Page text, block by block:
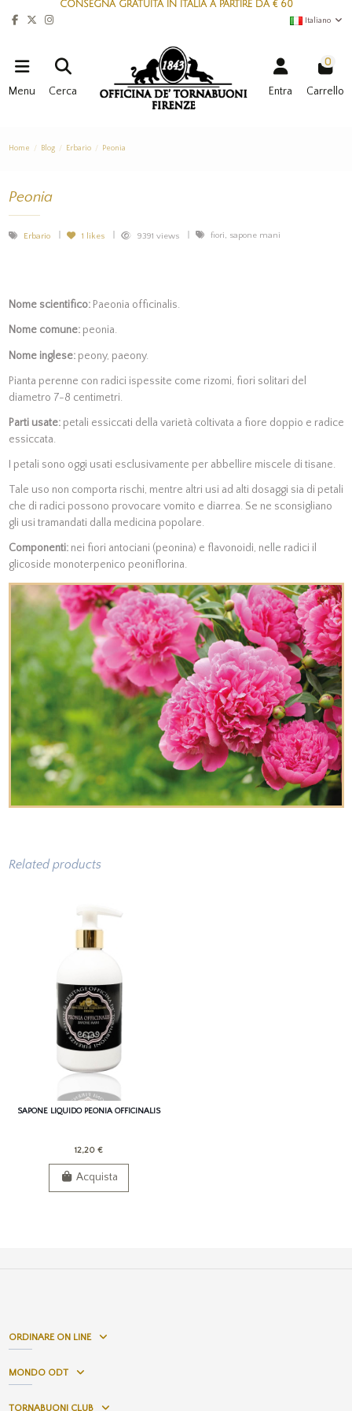
CONSEGNA GRATUITA IN ITALIA A PARTIRE DA € 60
Italiano
Menu Cerca Entra
0
Carrello
Home Blog Erbario Peonia
Peonia
Erbario 1 likes 9391 views fiori, sapone mani
Nome scientifico:Paeonia officinalis.
Nome comune:peonia.
Nome inglese:peony, paeony.
Pianta perenne con radici ispessite come rizomi, fiori solitari del
diametro 7-8 centimetri.
Parti usate:petali essiccati della varietà coltivata a fiore doppio e radice
essiccata.
I petali sono oggi usati esclusivamente per abbellire miscele di tisane.
Tale uso non comporta rischi, mentre altri usi ad alti dosaggi sia di petali
che di radici possono provocare vomito e diarrea. Se ne sconsigliano
gli usi tramandati dalla medicina popolare.
Componenti:nei fiori antociani (peonina) e flavonoidi, nelle radici il
glicoside monoterpenico peoniflorina.
Related products
SAPONE LIQUIDO PEONIA OFFICINALIS
12,20 €
Acquista
ORDINARE ON LINE
MONDO ODT
TORNABUONI CLUB